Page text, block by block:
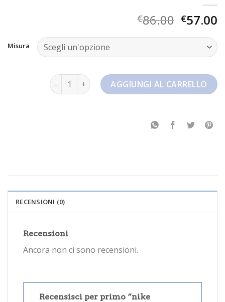
€86.00 €57.00
Misura
nike terrascape quantitàAGGIUNGI AL CARRELLO
RECENSIONI (0)
Recensioni
Ancora non ci sono recensioni.
Recensisci per primo “nike